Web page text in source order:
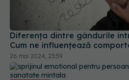
Diferența dintre gândurile
Cum ne influențează
26 mai 2024, 23:59